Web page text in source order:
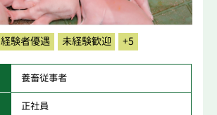
経験者優遇 未経験歓迎 +5
養畜従事者
正社員